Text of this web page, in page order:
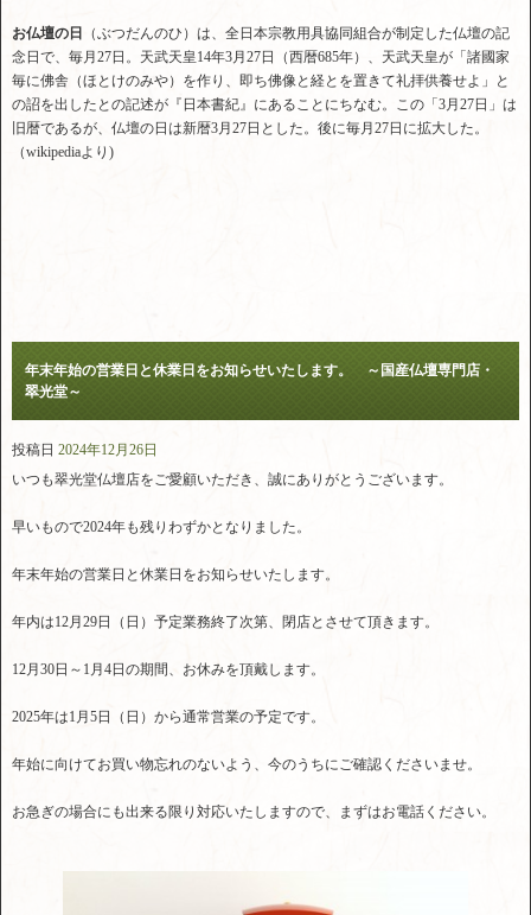
お仏壇の日
（ぶつだんのひ）は、全日本宗教用具協同組合が制定した仏壇の記
念日で、毎月27日。天武天皇14年3月27日（西暦685年）、天武天皇が「諸國家
毎に佛舎（ほとけのみや）を作り、即ち佛像と経とを置きて礼拝供養せよ」と
の詔を出したとの記述が『日本書紀』にあることにちなむ。この「3月27日」は
旧暦であるが、仏壇の日は新暦3月27日とした。後に毎月27日に拡大した。
（wikipediaより)
年末年始の営業日と休業日をお知らせいたします。 ～国産仏壇専門店・
翠光堂～
投稿日 2024年12月26日
いつも翠光堂仏壇店をご愛顧いただき、誠にありがとうございます。
早いもので2024年も残りわずかとなりました。
年末年始の営業日と休業日をお知らせいたします。
年内は12月29日（日）予定業務終了次第、閉店とさせて頂きます。
12月30日～1月4日の期間、お休みを頂戴します。
2025年は1月5日（日）から通常営業の予定です。
年始に向けてお買い物忘れのないよう、今のうちにご確認くださいませ。
お急ぎの場合にも出来る限り対応いたしますので、まずはお電話ください。